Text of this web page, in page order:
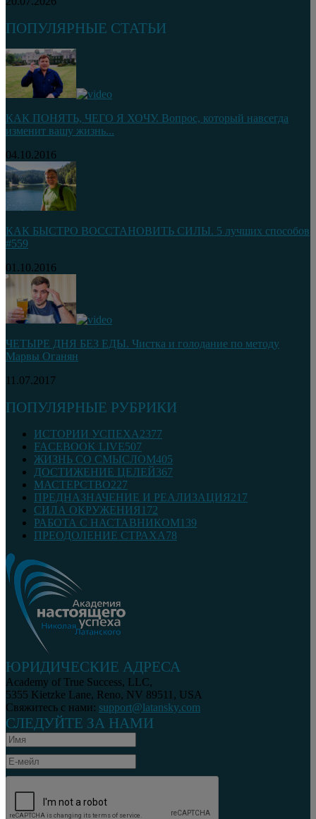
ПОПУЛЯРНЫЕ СТАТЬИ
КАК ПОНЯТЬ, ЧЕГО Я ХОЧУ. Вопрос, который навсегда
изменит вашу жизнь...
04.10.2016
КАК БЫСТРО ВОССТАНОВИТЬ СИЛЫ. 5 лучших способов
#559
01.10.2016
ЧЕТЫРЕ ДНЯ БЕЗ ЕДЫ. Чистка и голодание по методу
Марвы Оганян
11.07.2017
ПОПУЛЯРНЫЕ РУБРИКИ
ИСТОРИИ УСПЕХА2377
FACEBOOK LIVE507
ЖИЗНЬ СО СМЫСЛОМ405
ДОСТИЖЕНИЕ ЦЕЛЕЙ367
МАСТЕРСТВО227
ПРЕДНАЗНАЧЕНИЕ И РЕАЛИЗАЦИЯ217
СИЛА ОКРУЖЕНИЯ172
РАБОТА С НАСТАВНИКОМ139
ПРЕОДОЛЕНИЕ СТРАХА78
ЮРИДИЧЕСКИЕ АДРЕСА
Academy of True Success, LLC,
5355 Kietzke Lane, Reno, NV 89511, USA
Свяжитесь с нами: support@latansky.com
СЛЕДУЙТЕ ЗА НАМИ